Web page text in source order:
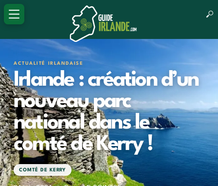
ACTUALITÉ IRLANDAISE
Irlande : création d’un
nouveau parc
national dans le
comté de Kerry !
COMTÉ DE KERRY